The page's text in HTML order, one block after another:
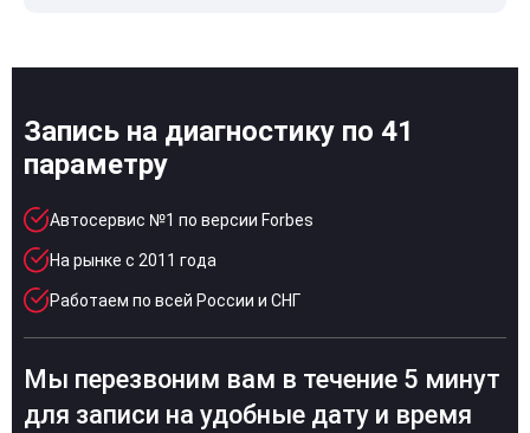
Запись на диагностику по 41
параметру
Автосервис №1 по версии Forbes
На рынке с 2011 года
Работаем по всей России и СНГ
Мы перезвоним вам в течение 5 минут
для записи на удобные дату и время